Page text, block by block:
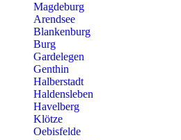
Magdeburg
Arendsee
Blankenburg
Burg
Gardelegen
Genthin
Halberstadt
Haldensleben
Havelberg
Klötze
Oebisfelde